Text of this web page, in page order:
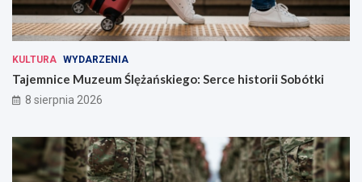
KULTURA WYDARZENIA
Tajemnice Muzeum Ślężańskiego: Serce historii Sobótki
8 sierpnia 2026